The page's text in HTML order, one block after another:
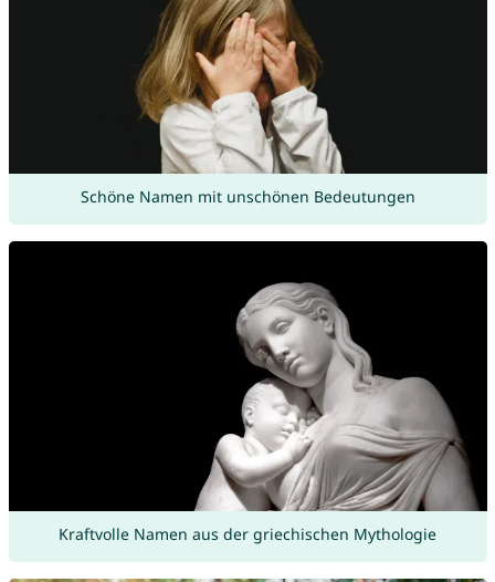
Schöne Namen mit unschönen Bedeutungen
Kraftvolle Namen aus der griechischen Mythologie